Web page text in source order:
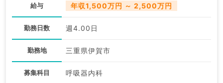
給与 年収1,500万円 ～ 2,500万円
勤務日数 週4.00日
勤務地 三重県伊賀市
募集科目 呼吸器内科